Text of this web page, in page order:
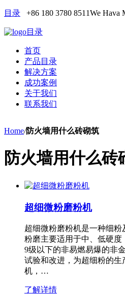
目录 +86 180 3780 8511We Hava
目录
首页
产品目录
解决方案
成功案例
关于我们
联系我们
Home/防火墙用什么砖砌筑
防火墙用什么砖
超细微粉磨粉机
超细微粉磨粉机是一种细
粉磨主要适用于中、低硬度
9级以下的非易燃易爆的非
试验和改进，为超细粉的
机，…
了解详情